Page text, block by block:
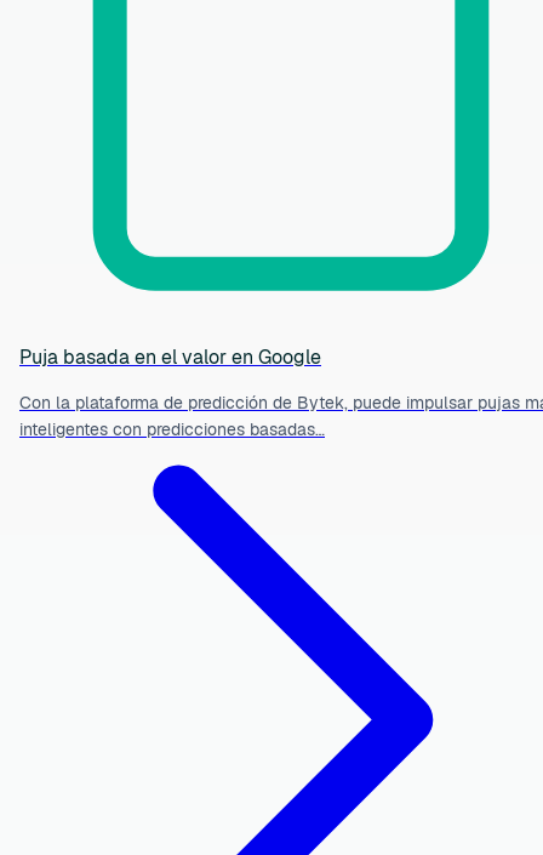
Puja basada en el valor en Google
Con la plataforma de predicción de Bytek, puede impulsar pujas
inteligentes con predicciones basadas…